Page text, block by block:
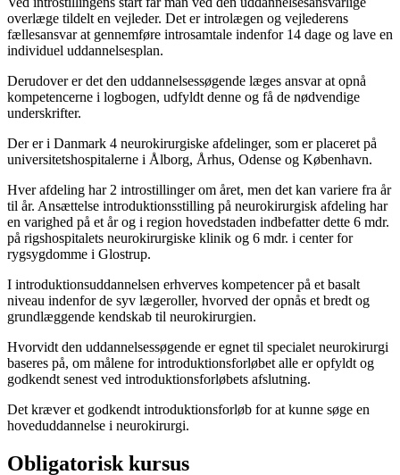
overlæge tildelt en vejleder. Det er introlægen og vejlederens
fællesansvar at gennemføre introsamtale indenfor 14 dage og lave en
individuel uddannelsesplan.
Derudover er det den uddannelsessøgende læges ansvar at opnå
kompetencerne i logbogen, udfyldt denne og få de nødvendige
underskrifter.
Der er i Danmark 4 neurokirurgiske afdelinger, som er placeret på
universitetshospitalerne i Ålborg, Århus, Odense og København.
Hver afdeling har 2 introstillinger om året, men det kan variere fra år
til år. Ansættelse introduktionsstilling på neurokirurgisk afdeling har
en varighed på et år og i region hovedstaden indbefatter dette 6 mdr.
på rigshospitalets neurokirurgiske klinik og 6 mdr. i center for
rygsygdomme i Glostrup.
I introduktionsuddannelsen erhverves kompetencer på et basalt
niveau indenfor de syv lægeroller, hvorved der opnås et bredt og
grundlæggende kendskab til neurokirurgien.
Hvorvidt den uddannelsessøgende er egnet til specialet neurokirurgi
baseres på, om målene for introduktionsforløbet alle er opfyldt og
godkendt senest ved introduktionsforløbets afslutning.
Det kræver et godkendt introduktionsforløb for at kunne søge en
hoveduddannelse i neurokirurgi.
Obligatorisk kursus